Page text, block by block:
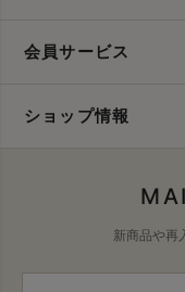
会員サービス
ショップ情報
新商品や再